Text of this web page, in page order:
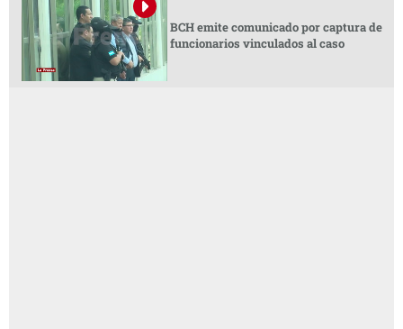
BCH emite comunicado por captura de
funcionarios vinculados al caso